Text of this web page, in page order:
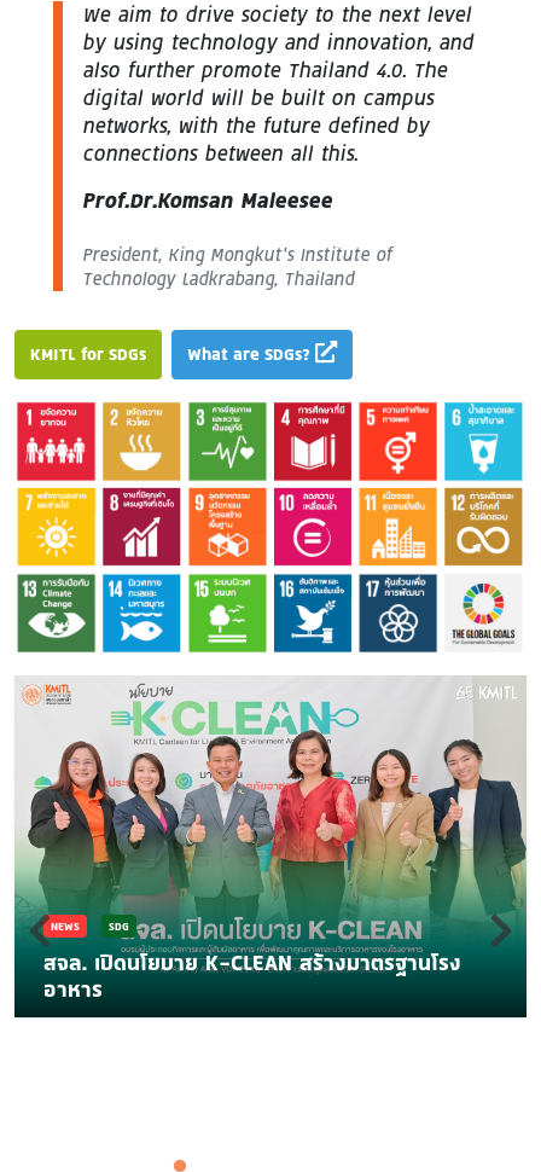
We aim to drive society to the next level
by using technology and innovation, and
also further promote Thailand 4.0. The
digital world will be built on campus
networks, with the future defined by
connections between all this.
Prof.Dr.Komsan Maleesee
President, King Mongkut’s Institute of
Technology Ladkrabang, Thailand
KMITL for SDGs What are SDGs?
Image
NEWS SDG
สจล. เปิดนโยบาย K-CLEAN สร้างมาตรฐานโรง
อาหาร